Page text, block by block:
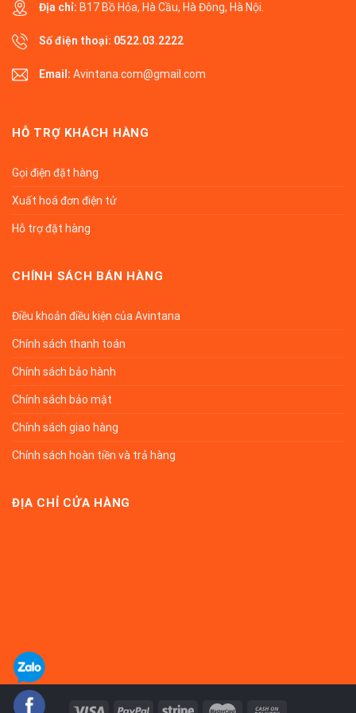
Địa chỉ: B17 Bồ Hỏa, Hà Cầu, Hà Đông, Hà Nội.
Số điện thoại: 0522.03.2222
Email: Avintana.com@gmail.com
HỖ TRỢ KHÁCH HÀNG
Gọi điện đặt hàng
Xuất hoá đơn điện tử
Hỗ trợ đặt hàng
CHÍNH SÁCH BÁN HÀNG
Điều khoản điều kiện của Avintana
Chính sách thanh toán
Chính sách bảo hành
Chính sách bảo mật
Chính sách giao hàng
Chính sách hoàn tiền và trả hàng
ĐỊA CHỈ CỬA HÀNG